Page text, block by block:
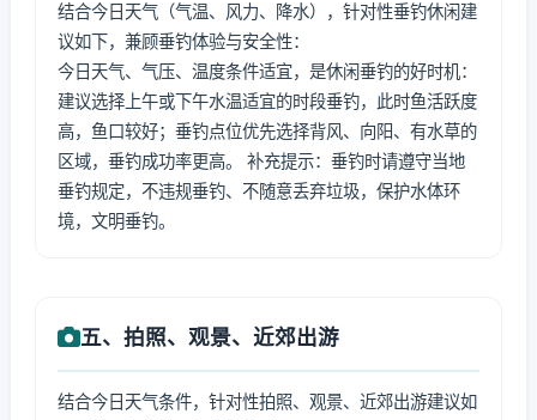
结合今日天气（气温、风力、降水），针对性垂钓休闲建
议如下，兼顾垂钓体验与安全性：
今日天气、气压、温度条件适宜，是休闲垂钓的好时机：
建议选择上午或下午水温适宜的时段垂钓，此时鱼活跃度
高，鱼口较好；垂钓点位优先选择背风、向阳、有水草的
区域，垂钓成功率更高。 补充提示：垂钓时请遵守当地
垂钓规定，不违规垂钓、不随意丢弃垃圾，保护水体环
境，文明垂钓。
五、拍照、观景、近郊出游
结合今日天气条件，针对性拍照、观景、近郊出游建议如